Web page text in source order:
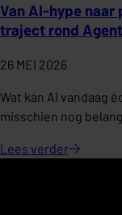
Van AI-hype
traject rond
26 MEI 2026
Wat kan AI vandaag
misschien nog
Lees verder